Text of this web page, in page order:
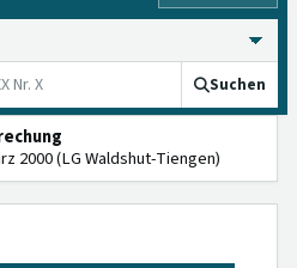
Suchen
2000 (LG Waldshut-Tiengen)